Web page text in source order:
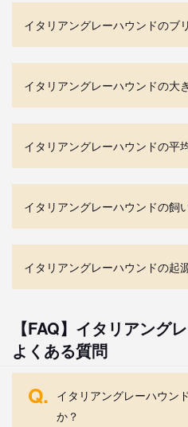
イタリアングレーハウンドのブ
イタリアングレーハウンドの大
イタリアングレーハウンドの平
イタリアングレーハウンドの飼
イタリアングレーハウンドの起
【FAQ】イタリアング
よくある質問
Q. イタリアングレーハウン
か？